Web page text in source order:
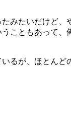
みたいだけど
こともあって、
るが、ほとんど